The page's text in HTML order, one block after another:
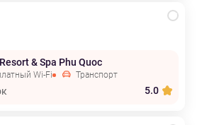
& Spa Phu Quoc
Wi-Fi Транспорт
5.0